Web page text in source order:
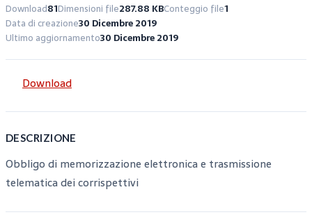
Download81Dimensioni file287.88 KBConteggio file1
Data di creazione30 Dicembre 2019
Ultimo aggiornamento30 Dicembre 2019
Download
DESCRIZIONE
Obbligo di memorizzazione elettronica e trasmissione
telematica dei corrispettivi